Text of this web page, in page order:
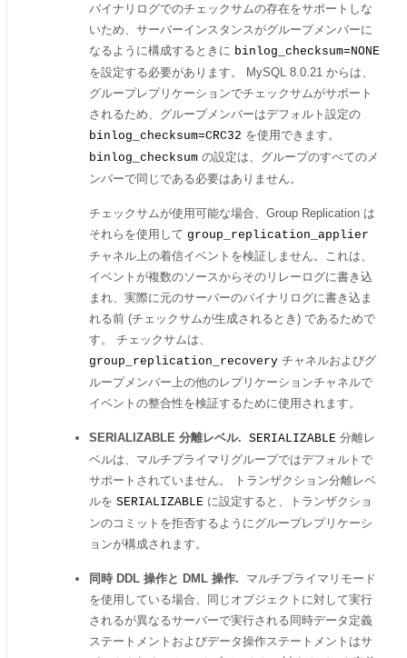
バイナリログでのチェックサムの存在をサポートしな
いため、サーバーインスタンスがグループメンバーに
なるように構成するときに binlog_checksum=NONE
を設定する必要があります。 MySQL 8.0.21 からは、
グループレプリケーションでチェックサムがサポート
されるため、グループメンバーはデフォルト設定の
binlog_checksum=CRC32 を使用できます。
binlog_checksum の設定は、グループのすべてのメ
ンバーで同じである必要はありません。
チェックサムが使用可能な場合、Group Replication は
それらを使用して group_replication_applier
チャネル上の着信イベントを検証しません。これは、
イベントが複数のソースからそのリレーログに書き込
まれ、実際に元のサーバーのバイナリログに書き込ま
れる前 (チェックサムが生成されるとき) であるためで
す。 チェックサムは、
group_replication_recovery チャネルおよびグ
ループメンバー上の他のレプリケーションチャネルで
イベントの整合性を検証するために使用されます。
SERIALIZABLE 分離レベル. SERIALIZABLE 分離レ
ベルは、マルチプライマリグループではデフォルトで
サポートされていません。 トランザクション分離レベ
ルを SERIALIZABLE に設定すると、トランザクショ
ンのコミットを拒否するようにグループレプリケーシ
ョンが構成されます。
同時 DDL 操作と DML 操作.
マルチプライマリモード
を使用している場合、同じオブジェクトに対して実行
されるが異なるサーバーで実行される同時データ定義
ステートメントおよびデータ操作ステートメントはサ